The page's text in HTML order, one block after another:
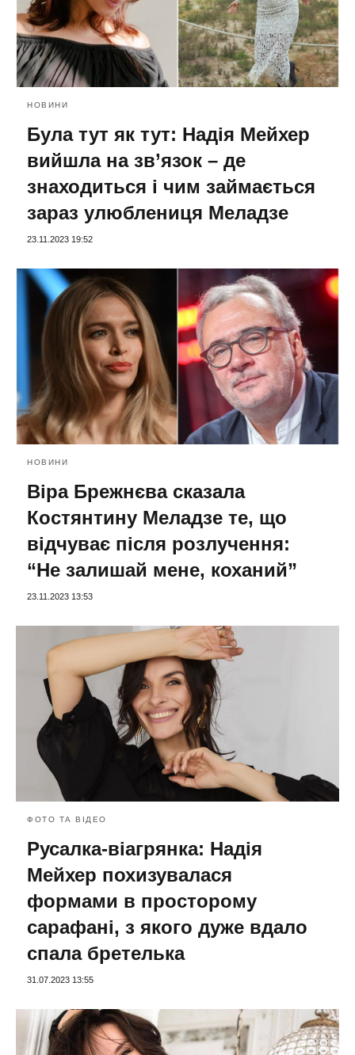
НОВИНИ
Була тут як тут: Надія Мейхер
вийшла на зв’язок – де
знаходиться і чим займається
зараз улюблениця Меладзе
23.11.2023 19:52
НОВИНИ
Віра Брежнєва сказала
Костянтину Меладзе те, що
відчуває після розлучення:
“Не залишай мене, коханий”
23.11.2023 13:53
ФОТО ТА ВІДЕО
Русалка-віагрянка: Надія
Мейхер похизувалася
формами в просторому
сарафані, з якого дуже вдало
спала бретелька
31.07.2023 13:55